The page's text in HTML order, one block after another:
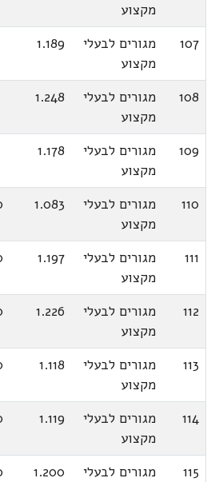
מקצוע
107
מגורים לבעלי
מקצוע
1.189
108
מגורים לבעלי
מקצוע
1.248
109
מגורים לבעלי
מקצוע
1.178
110
מגורים לבעלי
מקצוע
1.083
111
מגורים לבעלי
מקצוע
1.197
112
מגורים לבעלי
מקצוע
1.226
113
מגורים לבעלי
מקצוע
1.118
114
מגורים לבעלי
מקצוע
1.119
115
מגורים לבעלי
1.200